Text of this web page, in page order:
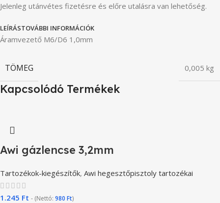
Jelenleg utánvétes fizetésre és előre utalásra van lehetőség.
LEÍRÁSTOVÁBBI INFORMÁCIÓK
Áramvezető M6/D6 1,0mm
TÖMEG 0,005 kg
Kapcsolódó Termékek
Awi gázlencse 3,2mm
Tartozékok-kiegészítők, Awi hegesztőpisztoly tartozékai
1.245 Ft - (Nettó: 980 Ft)